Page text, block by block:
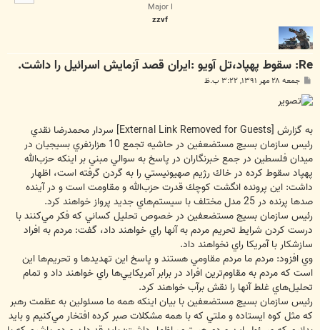
Major I
zzvf
Re: سقوط پهپاد،تل آویو :ایران قصد آزمایش اسرائیل را داشت.
ت
جمعه ۲۸ مهر ۱۳۹۱, ۳:۲۲ ب.ظ
به گزارش [External Link Removed for Guests]
سردار محمدرضا نقدي
رئيس سازمان بسيج مستضعفين در حاشيه تجمع 10 هزارنفري بسيجيان در
ميدان فلسطين در جمع خبرنگاران در پاسخ به سوالي مبني بر اينكه حزب‌الله
پهپاد سقوط كرده در خاك رژيم صهيونيستي را به گردن گرفته است، اظهار
داشت:‌ اين پرونده انگشت كوچك قدرت حزب‌الله و مقاومت است و در آينده
صدها پرنده در 25 مدل مختلف با سيستم‌هاي جديد پرواز خواهند كرد.
رئيس سازمان بسيج مستضعفين در خصوص تحليل كساني كه فكر مي‌كنند با
درست كردن شرايط تحريم مردم به آنها راي خواهند داد، گفت:‌ مردم به افراد
سازشكار با آمريكا راي نخواهند داد.
وي افزود: مردم ما مردم مقاومي هستند و پاسخ اين تهديدها و تحريم‌ها اين
است كه مردم به مقاوم‌ترين افراد در برابر آمريكايي‌ها راي خواهند داد و تمام
تحليل‌هاي غلط آنها را نقش برآب خواهند كرد.
رئيس سازمان بسيج مستضعفين با بيان اينكه همه ما مسئولين به عظمت رهبر
كه مثل كوه ايستاده و ملتي كه با همه مشكلات صبر كرده افتخار مي‌كنيم و بايد